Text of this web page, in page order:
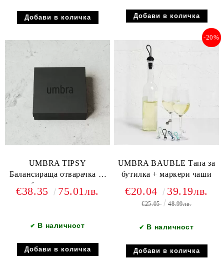
UMBRA TIPSY
Балансираща отварачка за
бутилки, титан
€38.35 75.01лв.
✔ В наличност
UMBRA BAUBLE Тапа за
бутилка + маркери чаши
-20%
€20.04 39.19лв.
€25.05 48.99лв.
✔ В наличност